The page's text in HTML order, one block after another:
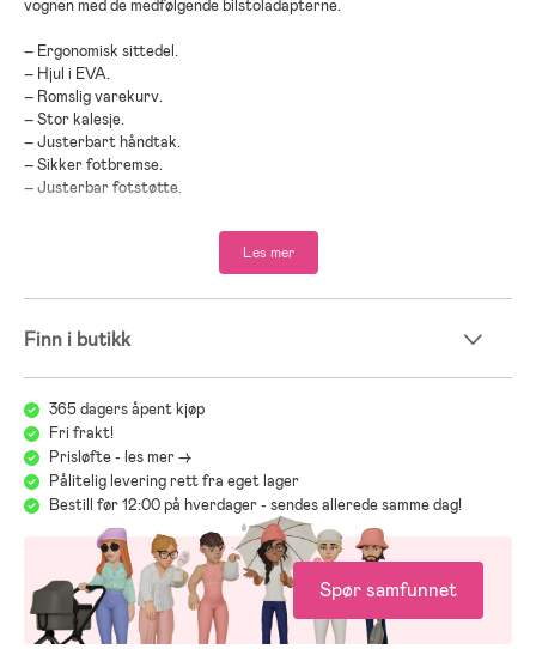
vognen med de medfølgende bilstoladapterne.
– Ergonomisk sittedel.
– Hjul i EVA.
– Romslig varekurv.
– Stor kalesje.
– Justerbart håndtak.
– Sikker fotbremse.
– Justerbar fotstøtte.
– Kompatibel med Travel System.
Babybilstol & Base:
– Maksimal vekt: 13 kg.
– Ergonomisk bærehåndtak.
– Ergonomisk og justerbar nakkestøtte.
– Solskjermen kan utvides og gir god beskyttelse mot vær og vind.
– Enkel installasjon med ISOFIX-base eller bilens trepunktsbelte.
– Base inkludert.
– Kompatibel med Travel System.
– Godkjent i henhold til R129-forskriften.
– Anbefalt alder: fra nyfødt til 4 år.
Les mer
Finn i butikk
365 dagers åpent kjøp
Fri frakt!
Prisløfte - les mer ->
Pålitelig levering rett fra eget lager
Bestill før 12:00 på hverdager - sendes allerede samme dag!
Spør samfunnet